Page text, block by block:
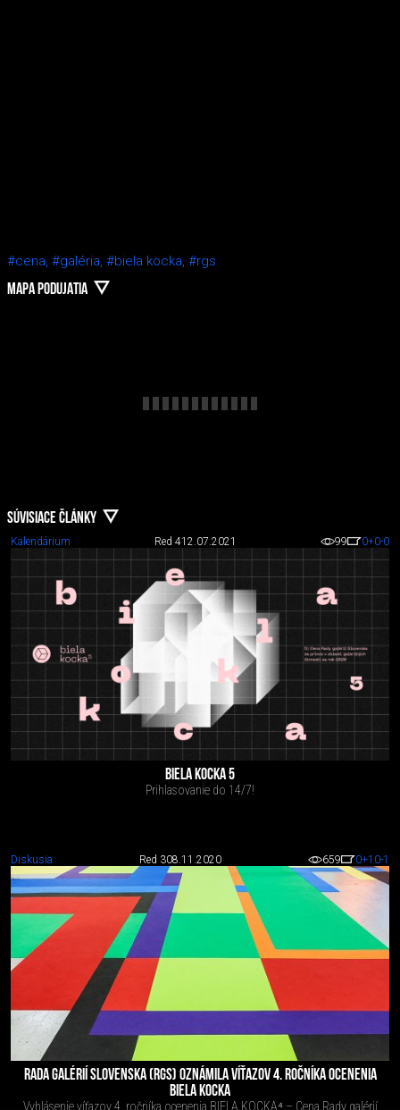
#cena, #galéria, #biela kocka, #rgs
MAPA PODUJATIA
SÚVISIACE ČLÁNKY
Kalendárium Red 412.07.2021 99 0+0-0
BIELA KOCKA 5
Prihlasovanie do 14/7!
Diskusia Red 308.11.2020 659 0+10-1
RADA GALÉRIÍ SLOVENSKA (RGS) OZNÁMILA VÍŤAZOV 4. ROČNÍKA OCENENIA
BIELA KOCKA
Vyhlásenie víťazov 4. ročníka ocenenia BIELA KOCKA⁴ – Cena Rady galérií